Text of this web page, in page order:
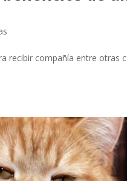
recibir compañía entre otras